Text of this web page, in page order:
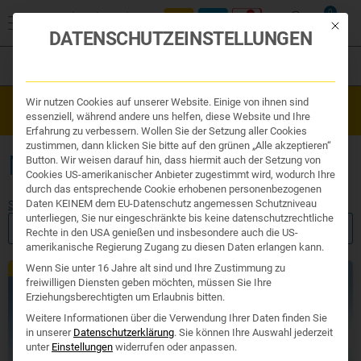
0
Organe & Organ Uhr
Traditionelle Medizin
Nahrungsergänzung
Kosmetik und Hygiene
Ihr Apotheker
Westend Online-Shop: Sicher, schnell und 24/7 für Sie da!
Gratisversand ab €50
MENSTRUATION
Start/ Produkte verschlagwortet mit „menstruation“
FILTER ANZEIGEN
TCM
Mit
DATENSCHUTZEINSTELLUNGEN
Wir nutzen Cookies auf unserer Website. Einige von ihnen sind
essenziell, während andere uns helfen, diese Website und Ihre
Erfahrung zu verbessern. Wollen Sie der Setzung aller Cookies
zustimmen, dann klicken Sie bitte auf den grünen „Alle akzeptieren“
Button. Wir weisen darauf hin, dass hiermit auch der Setzung von
Cookies US-amerikanischer Anbieter zugestimmt wird, wodurch Ihre
durch das entsprechende Cookie erhobenen personenbezogenen
Daten KEINEM dem EU-Datenschutz angemessen Schutzniveau
unterliegen, Sie nur eingeschränkte bis keine datenschutzrechtliche
Rechte in den USA genießen und insbesondere auch die US-
amerikanische Regierung Zugang zu diesen Daten erlangen kann.
Wenn Sie unter 16 Jahre alt sind und Ihre Zustimmung zu
freiwilligen Diensten geben möchten, müssen Sie Ihre
Erziehungsberechtigten um Erlaubnis bitten.
Weitere Informationen über die Verwendung Ihrer Daten finden Sie
in unserer Datenschutzerklärung. Sie können Ihre Auswahl jederzeit
unter Einstellungen widerrufen oder anpassen.